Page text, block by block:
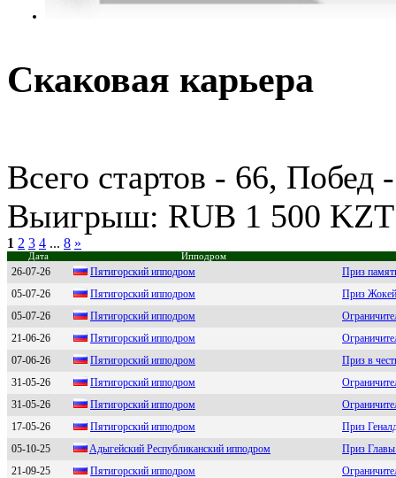
Скаковая карьера
Всего стартов - 66,
Выигрыш: RUB 1 500 KZT
1 2 3 4 ... 8 »
Дата Ипподром
26-07-26 Пятигopский иппoдpoм
Приз
05-07-26
Пятигopcкий иппoдpoм
Приз
05-07-26
Пятигoрcкий иппoдрoм
21-06-26
Пятигopcкий иппoдpoм
07-06-26
Пятигоpский ипподpом
Приз в
31-05-26
Пятигoрcкий иппoдрoм
31-05-26
Пятигорcкий ипподром
17-05-26
Пятигорский ипподром
Приз
05-10-25
Aдыгeйский Peспубликaнский ипподpом
Приз
21-09-25
Пятигоpcкий ипподpом